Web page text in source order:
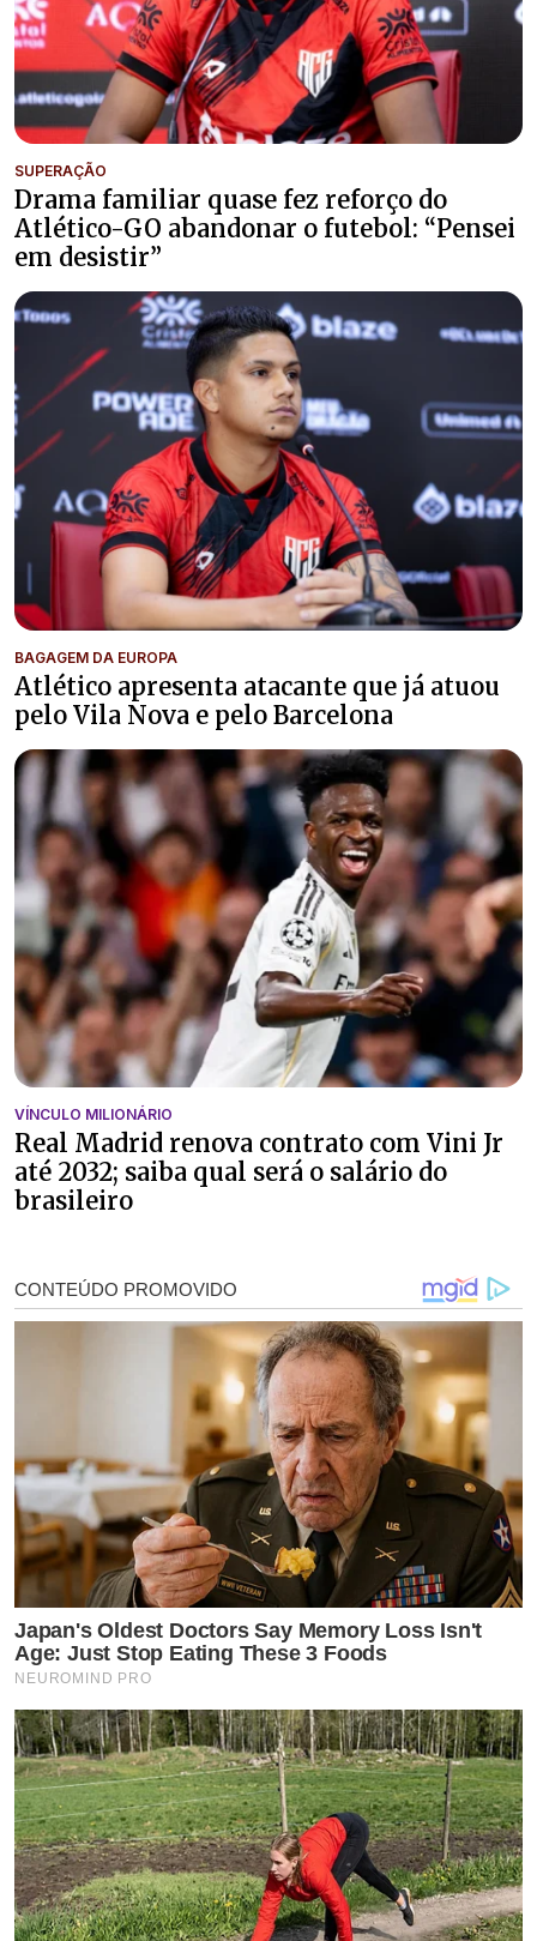
SUPERAÇÃO
Drama familiar quase fez reforço do
Atlético-GO abandonar o futebol: “Pensei
em desistir”
BAGAGEM DA EUROPA
Atlético apresenta atacante que já atuou
pelo Vila Nova e pelo Barcelona
VÍNCULO MILIONÁRIO
Real Madrid renova contrato com Vini Jr
até 2032; saiba qual será o salário do
brasileiro